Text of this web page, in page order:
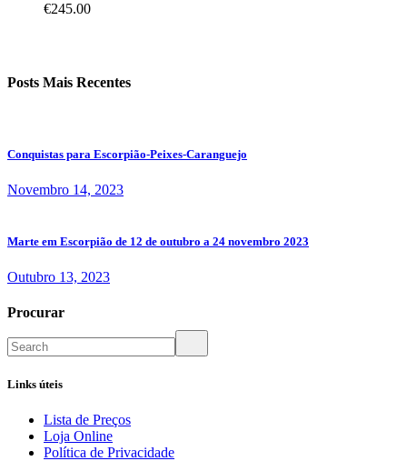
€245.00
Posts Mais Recentes
Conquistas para Escorpião-Peixes-Caranguejo
Novembro 14, 2023
Marte em Escorpião de 12 de outubro a 24 novembro 2023
Outubro 13, 2023
Procurar
Links úteis
Lista de Preços
Loja Online
Política de Privacidade